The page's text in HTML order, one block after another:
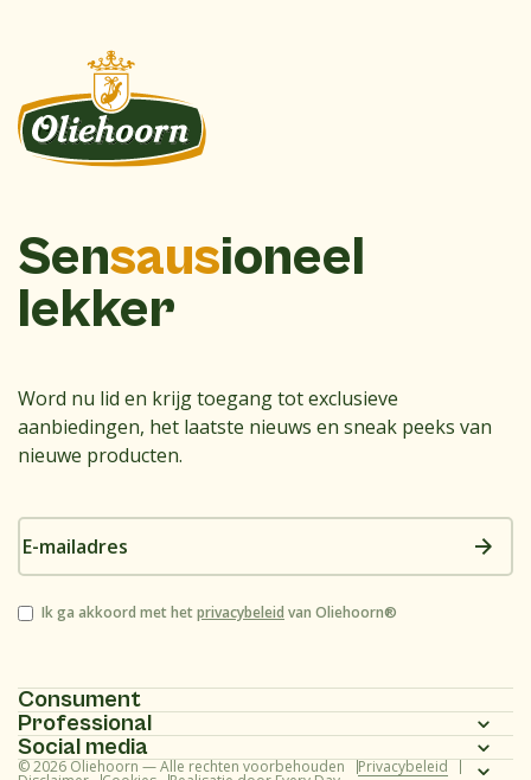
Sensausioneel
lekker
Word nu lid en krijg toegang tot exclusieve
aanbiedingen, het laatste nieuws en sneak peeks van
nieuwe producten.
E-
mailadres
Instemming
Ik ga akkoord met hetprivacybeleid van Oliehoorn®
Consument
Homepagina
Professional
Homepagina
Social media
© 2026 Oliehoorn — Alle rechten voorbehouden Privacybeleid